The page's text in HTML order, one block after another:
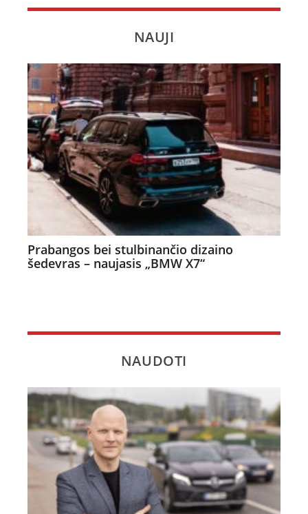
NAUJI
Prabangos bei stulbinančio dizaino
šedevras – naujasis „BMW X7“
NAUDOTI